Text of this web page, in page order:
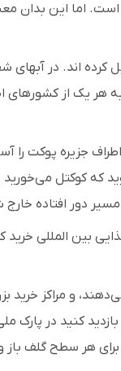
است. اما این بدان
پوکت را به خانه خود
به هر یک از
30 مایل و عرض آن 13 مایل است که
که کوکتل
دور افتاده
بین المللی
و مراکز خرید
کنید در پارک